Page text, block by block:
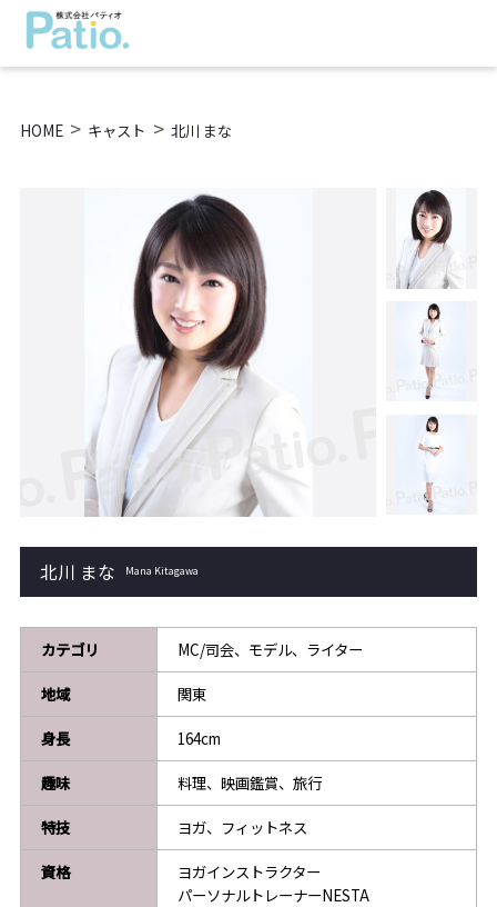
HOME > キャスト > 北川 まな
北川 まな Mana Kitagawa
カテゴリ
MC/司会、モデル、ライター
地域
関東
身長
164cm
趣味
料理、映画鑑賞、旅行
特技
ヨガ、フィットネス
資格
ヨガインストラクター
パーソナルトレーナーNESTA